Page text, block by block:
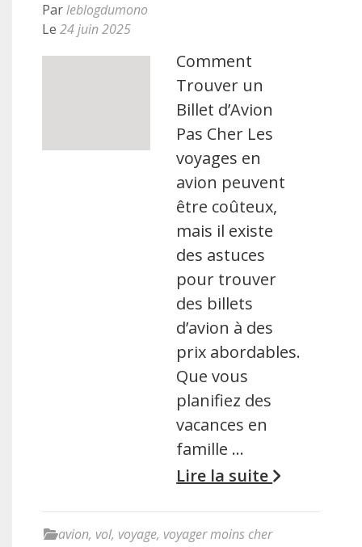
Parleblogdumono
Le 24 juin 2025
Comment
Trouver un
Billet d’Avion
Pas Cher Les
voyages en
avion peuvent
être coûteux,
mais il existe
des astuces
pour trouver
des billets
d’avion à des
prix abordables.
Que vous
planifiez des
vacances en
famille …
Lire la suite
avion, vol, voyage, voyager moins cher